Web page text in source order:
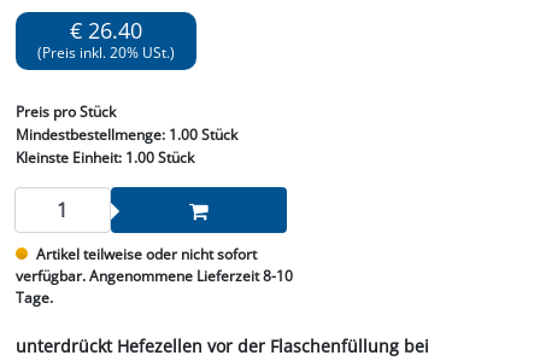
€ 26.40
(Preis inkl. 20% USt.)
Preis pro Stück
Mindestbestellmenge: 1.00 Stück
Kleinste Einheit:1.00 Stück
Artikel teilweise oder nicht sofort
verfügbar. Angenommene Lieferzeit 8-10
Tage.
unterdrückt Hefezellen vor der Flaschenfüllung bei